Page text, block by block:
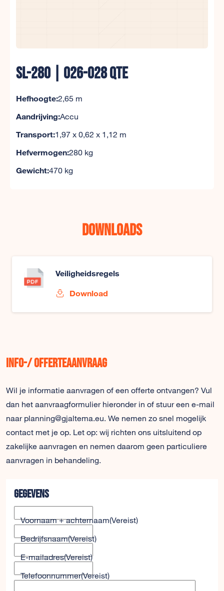
SL-280 | 026-028 QTE
Hefhoogte:2,65 m
Aandrijving:Accu
Transport:1,97 x 0,62 x 1,12 m
Hefvermogen:280 kg
Gewicht:470 kg
Downloads
Veiligheidsregels
Download
Info-/ offerteaanvraag
Wil je informatie aanvragen of een offerte ontvangen? Vul
dan het aanvraagformulier hieronder in of stuur een e-mail
naar planning@gjaltema.eu. We nemen zo snel mogelijk
contact met je op. Let op: wij richten ons uitsluitend op
zakelijke aanvragen en nemen daarom geen particuliere
aanvragen in behandeling.
Gegevens
Voornaam + achternaam(Vereist)
Bedrijfsnaam(Vereist)
E-mailadres(Vereist)
Telefoonnummer(Vereist)